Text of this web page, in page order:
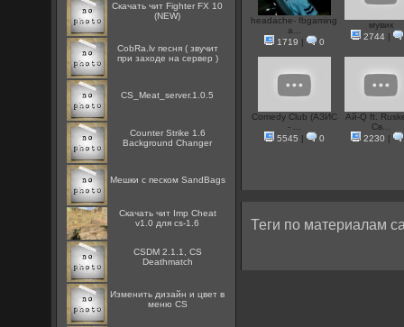
Скачать чит Fighter FX 10
(NEW)
CobRa.lv песня ( звучит
при заходе на сервер )
CS_Meat_server.1.0.5
Counter Strike 1.6
Background Changer
Мешки с песком SandBags
Скачать чит Imp Cheat
v1.0 для cs-1.6
CSDM 2.1.1, CS
Deathmatch
Изменить дизайн и цвет в
меню CS
headache- fbgaming
a...
1719 | 0
мувик
2744|
Comedy Club (АЗИС
- ...
5545 | 0
Ай-Q ft.
Св...
2230 |
Теги по материалам